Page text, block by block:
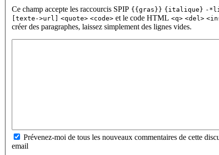
Ce champ accepte les raccourcis SPIP {{gras}} {italique} -
[texte->url] <quote> <code> et le code HTML <q> <del>
créer des paragraphes, laissez simplement des lignes vides.
Prévenez-moi de tous les nouveaux commentaires de cette
email